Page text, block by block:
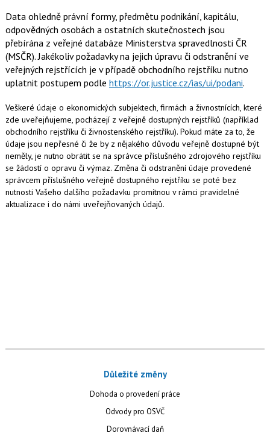
Data ohledně právní formy, předmětu podnikání, kapitálu,
odpovědných osobách a ostatních skutečnostech jsou
přebírána z veřejné databáze Ministerstva spravedlnosti ČR
(MSČR). Jakékoliv požadavky na jejich úpravu či odstranění ve
veřejných rejstřících je v případě obchodního rejstříku nutno
uplatnit postupem podle https://or.justice.cz/ias/ui/podani.
Veškeré údaje o ekonomických subjektech, firmách a živnostnících, které
zde uveřejňujeme, pocházejí z veřejně dostupných rejstříků (například
obchodního rejstříku či živnostenského rejstříku). Pokud máte za to, že
údaje jsou nepřesné či že by z nějakého důvodu veřejně dostupné být
neměly, je nutno obrátit se na správce příslušného zdrojového rejstříku
se žádostí o opravu či výmaz. Změna či odstranění údaje provedené
správcem příslušného veřejně dostupného rejstříku se poté bez
nutnosti Vašeho dalšího požadavku promítnou v rámci pravidelné
aktualizace i do námi uveřejňovaných údajů.
Důležité změny
Dohoda o provedení práce
Odvody pro OSVČ
Dorovnávací daň